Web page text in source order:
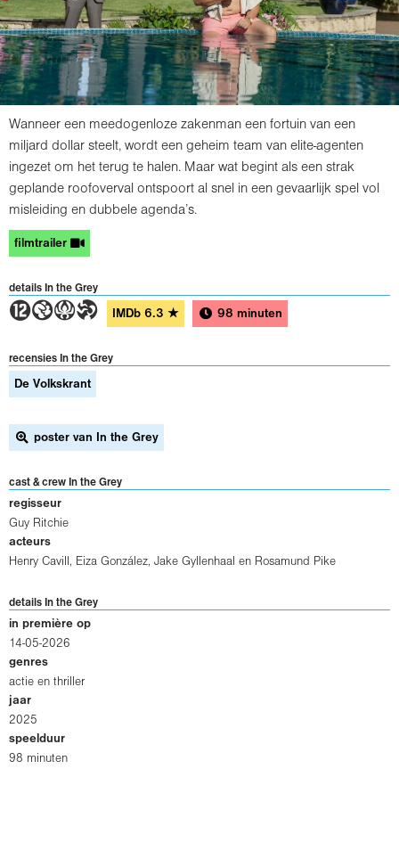
Wanneer een meedogenloze zakenman een fortuin van een
miljard dollar steelt, wordt een geheim team van elite-agenten
ingezet om het terug te halen. Maar wat begint als een strak
geplande roofoverval ontspoort al snel in een gevaarlijk spel vol
misleiding en dubbele agenda’s.
filmtrailer
details In the Grey
4GAT IMDb 6.3 ★ 98 minuten
recensies In the Grey
De Volkskrant
poster van In the Grey
cast & crew In the Grey
regisseur
Guy Ritchie
acteurs
Henry Cavill , Eiza González, Jake Gyllenhaal en Rosamund Pike
details In the Grey
in première op
14-05-2026
genres
actie en thriller
jaar
2025
speelduur
98 minuten